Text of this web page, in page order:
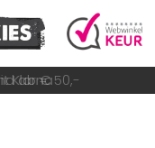
Klarna
ab € 50,-